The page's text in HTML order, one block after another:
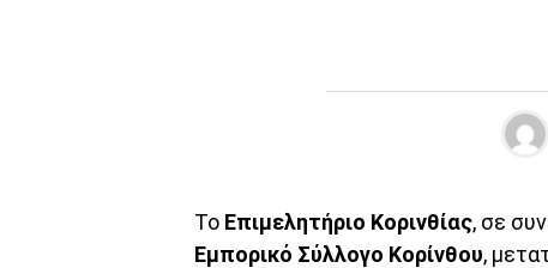
Το Επιμελητήριο Κορινθίας, σε
Εμπορικό Σύλλογο Κορίνθου,